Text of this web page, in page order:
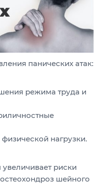
панических атак:
режима труда и
нагрузки.
увеличивает риски
шейного